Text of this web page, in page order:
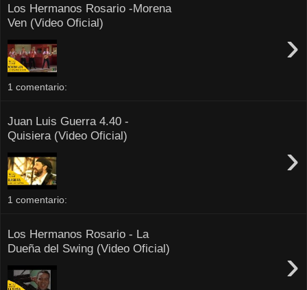
Los Hermanos Rosario -Morena
Ven (Video Oficial)
›
1 comentario:
Juan Luis Guerra 4.40 -
Quisiera (Video Oficial)
›
1 comentario:
Los Hermanos Rosario - La
Dueña del Swing (Video Oficial)
›